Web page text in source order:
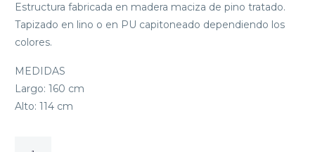
Estructura fabricada en madera maciza de pino tratado.
Tapizado en lino o en PU capitoneado dependiendo los
colores.
MEDIDAS
Largo: 160 cm
Alto: 114 cm